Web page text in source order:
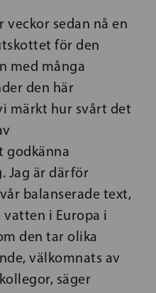
veckor sedan nå en
för den
med många
den här
märkt hur svårt det
godkänna
Jag är därför
balanserade text,
i Europa i
den tar olika
välkomnats av
säger